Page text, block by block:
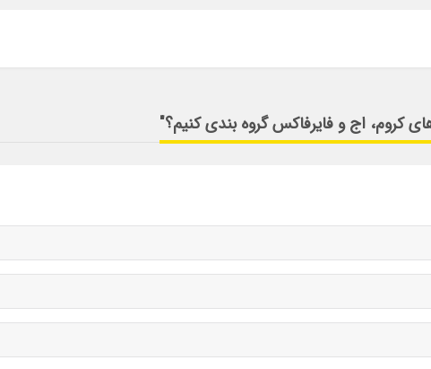
کروم، اج و فایرفاکس گروه بندی کنیم؟"